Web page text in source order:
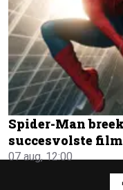
Spider-Man
succesvolste
07 aug, 12:00